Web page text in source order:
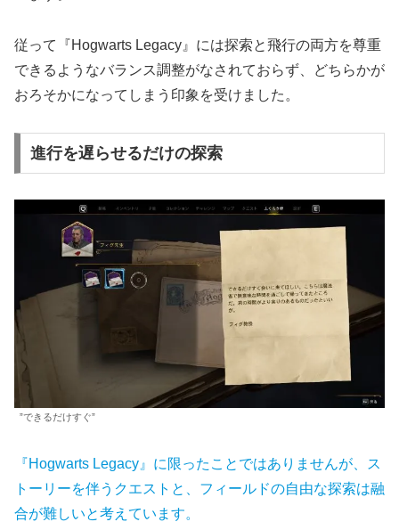
従って『Hogwarts Legacy』には探索と飛行の両方を尊重
できるようなバランス調整がなされておらず、どちらかが
おろそかになってしまう印象を受けました。
進行を遅らせるだけの探索
”できるだけすぐ”
『Hogwarts Legacy』に限ったことではありませんが、ス
トーリーを伴うクエストと、フィールドの自由な探索は融
合が難しいと考えています。